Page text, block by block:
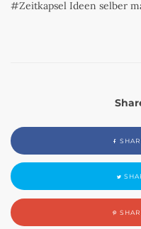
Zeitkapsel Ideen selber